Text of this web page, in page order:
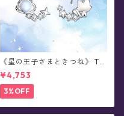
《星の王子さまときつね》 Th
e Little Prince 星と結ぶ絆 シ
ルバーピアス/イヤリング
¥4,753
3%OFF